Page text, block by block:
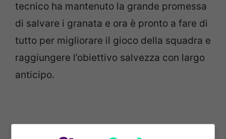
tecnico ha mantenuto la grande promessa
di salvare i granata e ora è pronto a fare di
tutto per migliorare il gioco della squadra e
raggiungere l’obiettivo salvezza con largo
anticipo.